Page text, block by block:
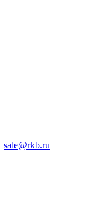
sale@rkb.ru